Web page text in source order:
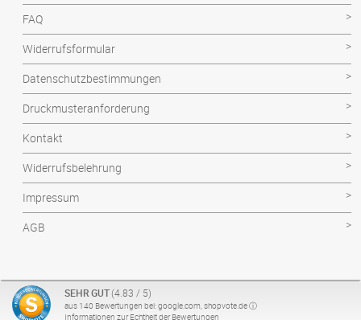
Magisterarbeit
Projektarbeit
Seminararbeit
Technikerarbeit
Wissenschaftliche Arbeit
FAQ
Widerrufsformular
Datenschutzbestimmungen
Druckmusteranforderung
Kontakt
Widerrufsbelehrung
Impressum
AGB
2026 | studentendruckportal.de
SEHR GUT(4.83 / 5)
aus 140 Bewertungen bei: google.com, shopvote.de ⓘ
Informationen zur Echtheit der Bewertungen